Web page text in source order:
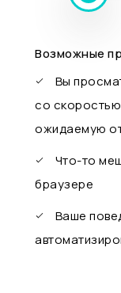
Возможные
Вы
со
ожидаемую
Что-то
браузере
Ваше